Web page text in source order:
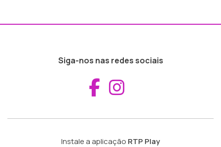
Siga-nos nas redes sociais
Aceder ao
Instale a aplicação RTP Play